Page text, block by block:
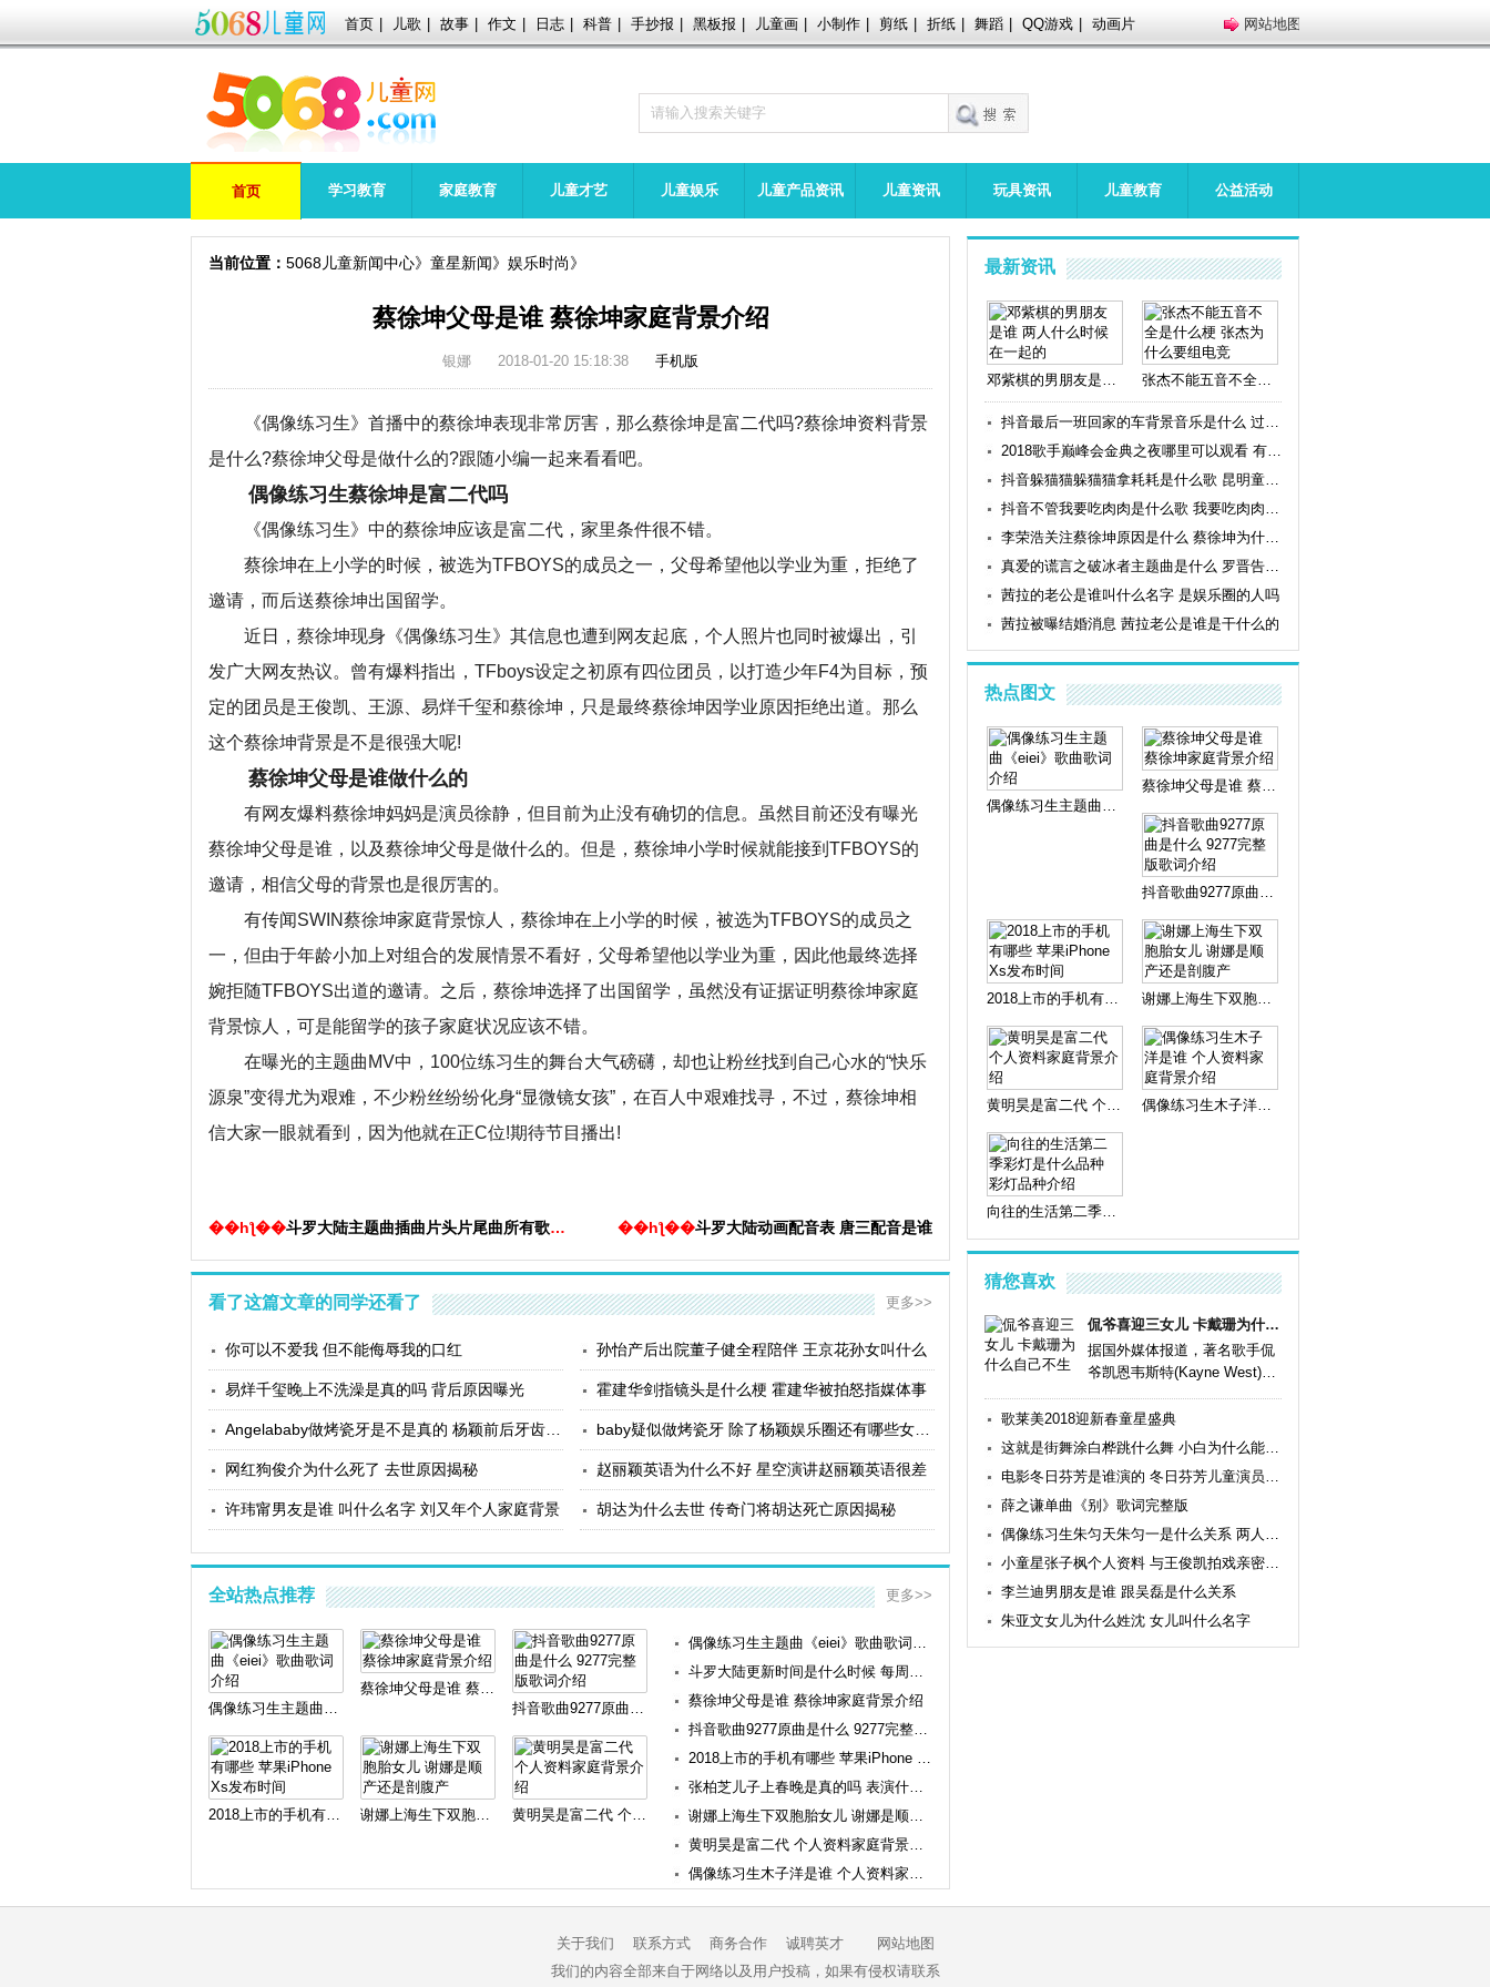
首页 儿歌 故事 作文 日志 科普 手抄报 黑板报 儿童画 小制作 剪纸 折纸 舞蹈 QQ游戏 动画片 网站地图
首页 学习教育 家庭教育 儿童才艺 儿童娱乐 儿童产品资讯 儿童资讯 玩具资讯 儿童教育 公益活动
当前位置： 5068儿童新闻中心 童星新闻 娱乐时尚
蔡徐坤父母是谁 蔡徐坤家庭背景介绍
银娜 2018-01-20 15:18:38 手机版
《偶像练习生》首播中的蔡徐坤表现非常厉害，那么蔡徐坤是富二代吗?蔡徐坤资料背景
是什么?蔡徐坤父母是做什么的?跟随小编一起来看看吧。
偶像练习生蔡徐坤是富二代吗
《偶像练习生》中的蔡徐坤应该是富二代，家里条件很不错。
蔡徐坤在上小学的时候，被选为TFBOYS的成员之一，父母希望他以学业为重，拒绝了
邀请，而后送蔡徐坤出国留学。
近日，蔡徐坤现身《偶像练习生》其信息也遭到网友起底，个人照片也同时被爆出，引
发广大网友热议。曾有爆料指出，TFboys设定之初原有四位团员，以打造少年F4为目标，预
定的团员是王俊凯、王源、易烊千玺和蔡徐坤，只是最终蔡徐坤因学业原因拒绝出道。那么
这个蔡徐坤背景是不是很强大呢!
蔡徐坤父母是谁做什么的
有网友爆料蔡徐坤妈妈是演员徐静，但目前为止没有确切的信息。虽然目前还没有曝光
蔡徐坤父母是谁，以及蔡徐坤父母是做什么的。但是，蔡徐坤小学时候就能接到TFBOYS的
邀请，相信父母的背景也是很厉害的。
有传闻SWIN蔡徐坤家庭背景惊人，蔡徐坤在上小学的时候，被选为TFBOYS的成员之
一，但由于年龄小加上对组合的发展情景不看好，父母希望他以学业为重，因此他最终选择
婉拒随TFBOYS出道的邀请。之后，蔡徐坤选择了出国留学，虽然没有证据证明蔡徐坤家庭
背景惊人，可是能留学的孩子家庭状况应该不错。
在曝光的主题曲MV中，100位练习生的舞台大气磅礴，却也让粉丝找到自己心水的“快乐
源泉”变得尤为艰难，不少粉丝纷纷化身“显微镜女孩”，在百人中艰难找寻，不过，蔡徐坤相
信大家一眼就看到，因为他就在正C位!期待节目播出!
��һƪ��斗罗大陆主题曲插曲片头片尾曲所有歌曲盘点 ��һƪ��斗罗大陆动画配音表 唐三配音是谁
更多>>
看了这篇文章的同学还看了
你可以不爱我 但不能侮辱我的口红 孙怡产后出院董子健全程陪伴 王京花孙女叫什么
易烊千玺晚上不洗澡是真的吗 背后原因曝光 霍建华剑指镜头是什么梗 霍建华被拍怒指媒体事
网红狗俊介为什么死了 去世原因揭秘 赵丽颖英语为什么不好 星空演讲赵丽颖英语很差
许玮甯男友是谁 叫什么名字 刘又年个人家庭背景 胡达为什么去世 传奇门将胡达死亡原因揭秘
更多>>
全站热点推荐
偶像练习生主题曲《eiei》歌曲歌词介绍
蔡徐坤父母是谁 蔡徐坤家庭背景介绍
抖音歌曲9277原曲是什么 9277完整版歌词介绍
2018上市的手机有哪些 苹果iPhone Xs发布时间 谢娜上海生下双胞胎女儿 谢娜是顺产还是剖腹产 黄明昊是富二代 个人资料家庭背景介绍
偶像练习生主题曲《eiei》歌曲歌词介绍
斗罗大陆更新时间是什么时候 每周几点更新几集
蔡徐坤父母是谁 蔡徐坤家庭背景介绍
抖音歌曲9277原曲是什么 9277完整版歌词介绍
2018上市的手机有哪些 苹果iPhone Xs发布时间
张柏芝儿子上春晚是真的吗 表演什么节目
谢娜上海生下双胞胎女儿 谢娜是顺产还是剖腹产
黄明昊是富二代 个人资料家庭背景介绍
偶像练习生木子洋是谁 个人资料家庭背景介绍
最新资讯
邓紫棋的男朋友是谁 两人什么时候在一起的 张杰不能五音不全是什么梗 张杰为什么要组电竞
抖音最后一班回家的车背景音乐是什么 过客完整
2018歌手巅峰会金典之夜哪里可以观看 有哪些看点
抖音躲猫猫躲猫猫拿耗耗是什么歌 昆明童谣躲猫
抖音不管我要吃肉肉是什么歌 我要吃肉肉歌词完
李荣浩关注蔡徐坤原因是什么 蔡徐坤为什么叫菜
真爱的谎言之破冰者主题曲是什么 罗晋告白完整
茜拉的老公是谁叫什么名字 是娱乐圈的人吗
茜拉被曝结婚消息 茜拉老公是谁是干什么的
热点图文
偶像练习生主题曲《eiei》歌曲歌词介绍
蔡徐坤父母是谁 蔡徐坤家庭背景介绍
抖音歌曲9277原曲是什么 9277完整版歌词介绍
2018上市的手机有哪些 苹果iPhone Xs发布时间 谢娜上海生下双胞胎女儿 谢娜是顺产还是剖腹产
黄明昊是富二代 个人资料家庭背景介绍 偶像练习生木子洋是谁 个人资料家庭背景介绍
向往的生活第二季彩灯是什么品种 彩灯品种介绍
猜您喜欢
侃爷喜迎三女儿 卡戴珊为什么自己不生
据国外媒体报道，著名歌手侃
爷凯恩韦斯特(Kayne West)和
真人秀明...
详情
歌莱美2018迎新春童星盛典
这就是街舞涂白桦跳什么舞 小白为什么能晋级
电影冬日芬芳是谁演的 冬日芬芳儿童演员阵容名
薛之谦单曲《别》歌词完整版
偶像练习生朱匀天朱匀一是什么关系 两人是不是
小童星张子枫个人资料 与王俊凯拍戏亲密被骂
李兰迪男朋友是谁 跟吴磊是什么关系
朱亚文女儿为什么姓沈 女儿叫什么名字
关于我们 联系方式 商务合作 诚聘英才
网站地图
我们的内容全部来自于网络以及用户投稿，如果有侵权请联系